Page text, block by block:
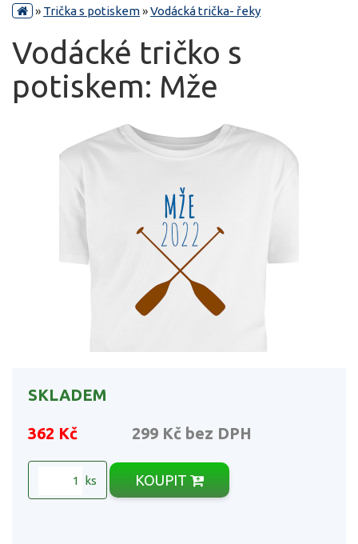
» Trička s potiskem»Vodácká trička- řeky
Vodácké tričko s
potiskem: Mže
SKLADEM
362 Kč 299 Kč bez DPH
ks KOUPIT